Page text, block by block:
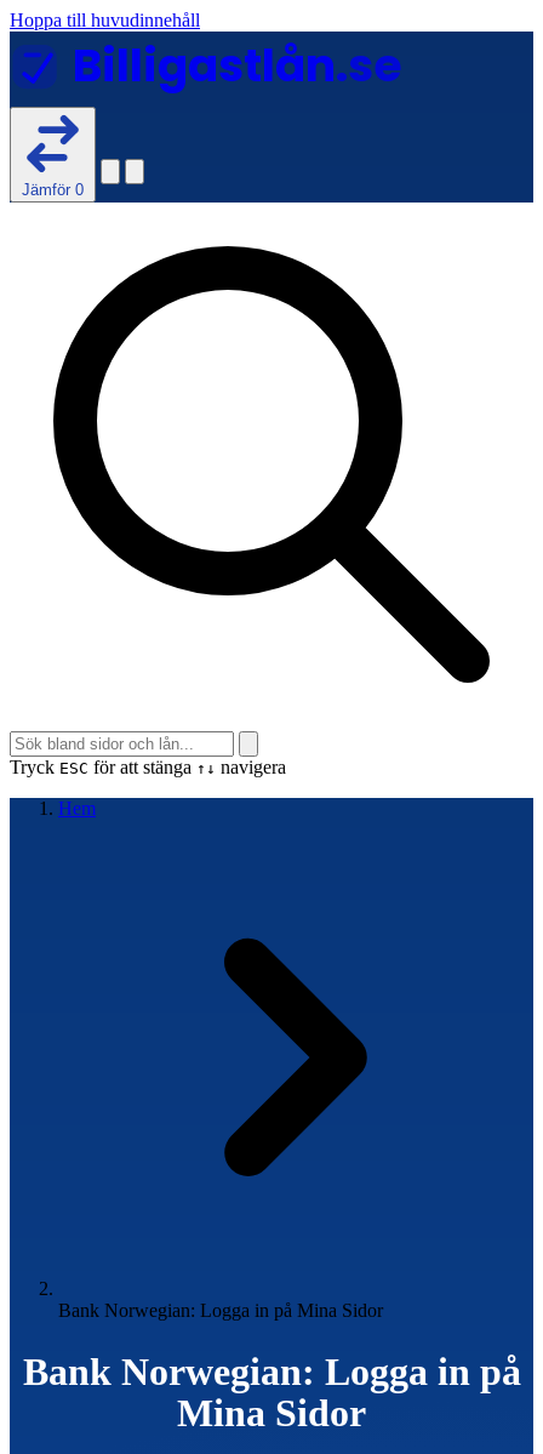
Hoppa till huvudinnehåll
Billigastlån.se
Jämför 0
Tryck ESC för att stänga ↑↓ navigera
Hem
Bank Norwegian: Logga in på Mina Sidor
Bank Norwegian: Logga in på
Mina Sidor